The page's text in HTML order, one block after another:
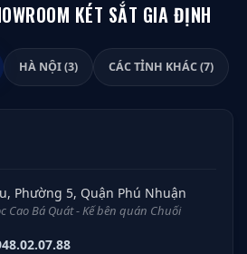
KÉT SẮT GIA ĐỊNH
HÀ NỘI (3) CÁC TỈNH KHÁC (7)
Phường 5, Quận Phú Nhuận
Cao Bá Quát - Kế bên quán Chuối